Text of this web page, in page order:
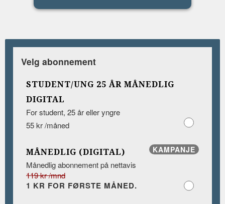
Velg abonnement
STUDENT/UNG 25 ÅR MÅNEDLIG
DIGITAL
For student, 25 år eller yngre
55 kr /måned
KAMPANJE
MÅNEDLIG (DIGITAL)
Månedlig abonnement på nettavis
119 kr /mnd
1 KR FOR FØRSTE MÅNED.